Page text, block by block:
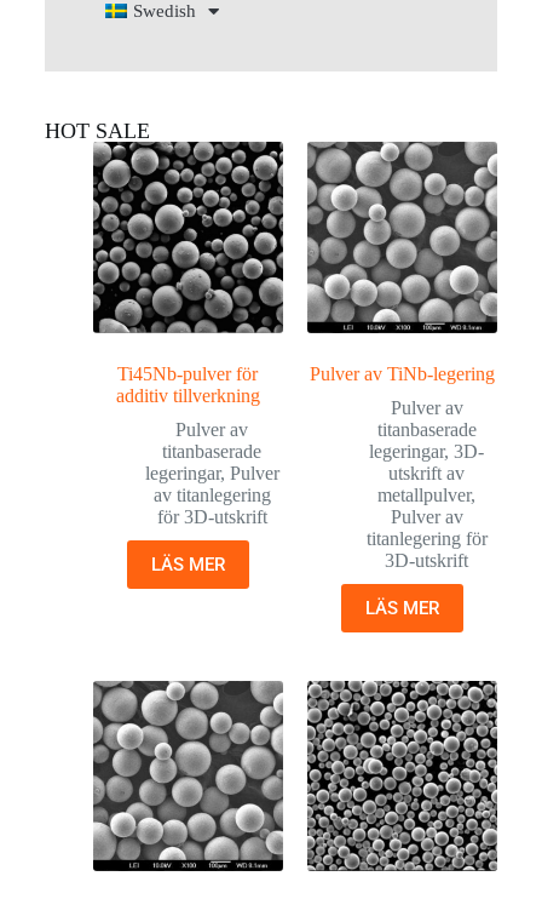
Swedish
HOT SALE
Ti45Nb-pulver för
additiv tillverkning
Pulver av
titanbaserade
legeringar, Pulver
av titanlegering
för 3D-utskrift
LÄS MER
Pulver av TiNb-legering
Pulver av
titanbaserade
legeringar,3D-
utskrift av
metallpulver,
Pulver av
titanlegering för
3D-utskrift
LÄS MER